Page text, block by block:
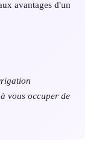
avantages d'un
vous occuper de